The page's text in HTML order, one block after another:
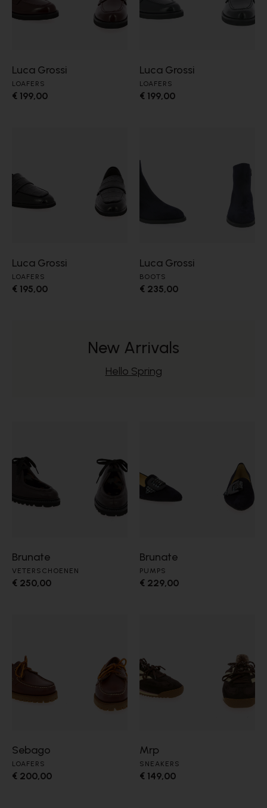
Luca Grossi
LOAFERS
€ 199,00
Luca Grossi
LOAFERS
€ 199,00
Luca Grossi
LOAFERS
€ 195,00
Luca Grossi
BOOTS
€ 235,00
New Arrivals
Hello Spring
Brunate
VETERSCHOENEN
€ 250,00
Brunate
PUMPS
€ 229,00
Sebago
LOAFERS
€ 200,00
Mrp
SNEAKERS
€ 149,00